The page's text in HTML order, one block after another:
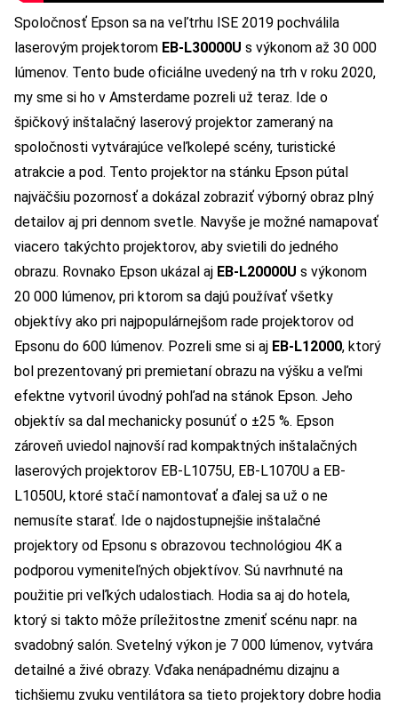
Spoločnosť Epson sa na veľtrhu ISE 2019 pochválila
laserovým projektorom EB-L30000U s výkonom až 30 000
lúmenov. Tento bude oficiálne uvedený na trh v roku 2020,
my sme si ho v Amsterdame pozreli už teraz. Ide o
špičkový inštalačný laserový projektor zameraný na
spoločnosti vytvárajúce veľkolepé scény, turistické
atrakcie a pod. Tento projektor na stánku Epson pútal
najväčšiu pozornosť a dokázal zobraziť výborný obraz plný
detailov aj pri dennom svetle. Navyše je možné namapovať
viacero takýchto projektorov, aby svietili do jedného
obrazu. Rovnako Epson ukázal aj EB-L20000U s výkonom
20 000 lúmenov, pri ktorom sa dajú používať všetky
objektívy ako pri najpopulárnejšom rade projektorov od
Epsonu do 600 lúmenov. Pozreli sme si aj EB-L12000, ktorý
bol prezentovaný pri premietaní obrazu na výšku a veľmi
efektne vytvoril úvodný pohľad na stánok Epson. Jeho
objektív sa dal mechanicky posunúť o ±25 %. Epson
zároveň uviedol najnovší rad kompaktných inštalačných
laserových projektorov EB-L1075U, EB-L1070U a EB-
L1050U, ktoré stačí namontovať a ďalej sa už o ne
nemusíte starať. Ide o najdostupnejšie inštalačné
projektory od Epsonu s obrazovou technológiou 4K a
podporou vymeniteľných objektívov. Sú navrhnuté na
použitie pri veľkých udalostiach. Hodia sa aj do hotela,
ktorý si takto môže príležitostne zmeniť scénu napr. na
svadobný salón. Svetelný výkon je 7 000 lúmenov, vytvára
detailné a živé obrazy. Vďaka nenápadnému dizajnu a
tichšiemu zvuku ventilátora sa tieto projektory dobre hodia